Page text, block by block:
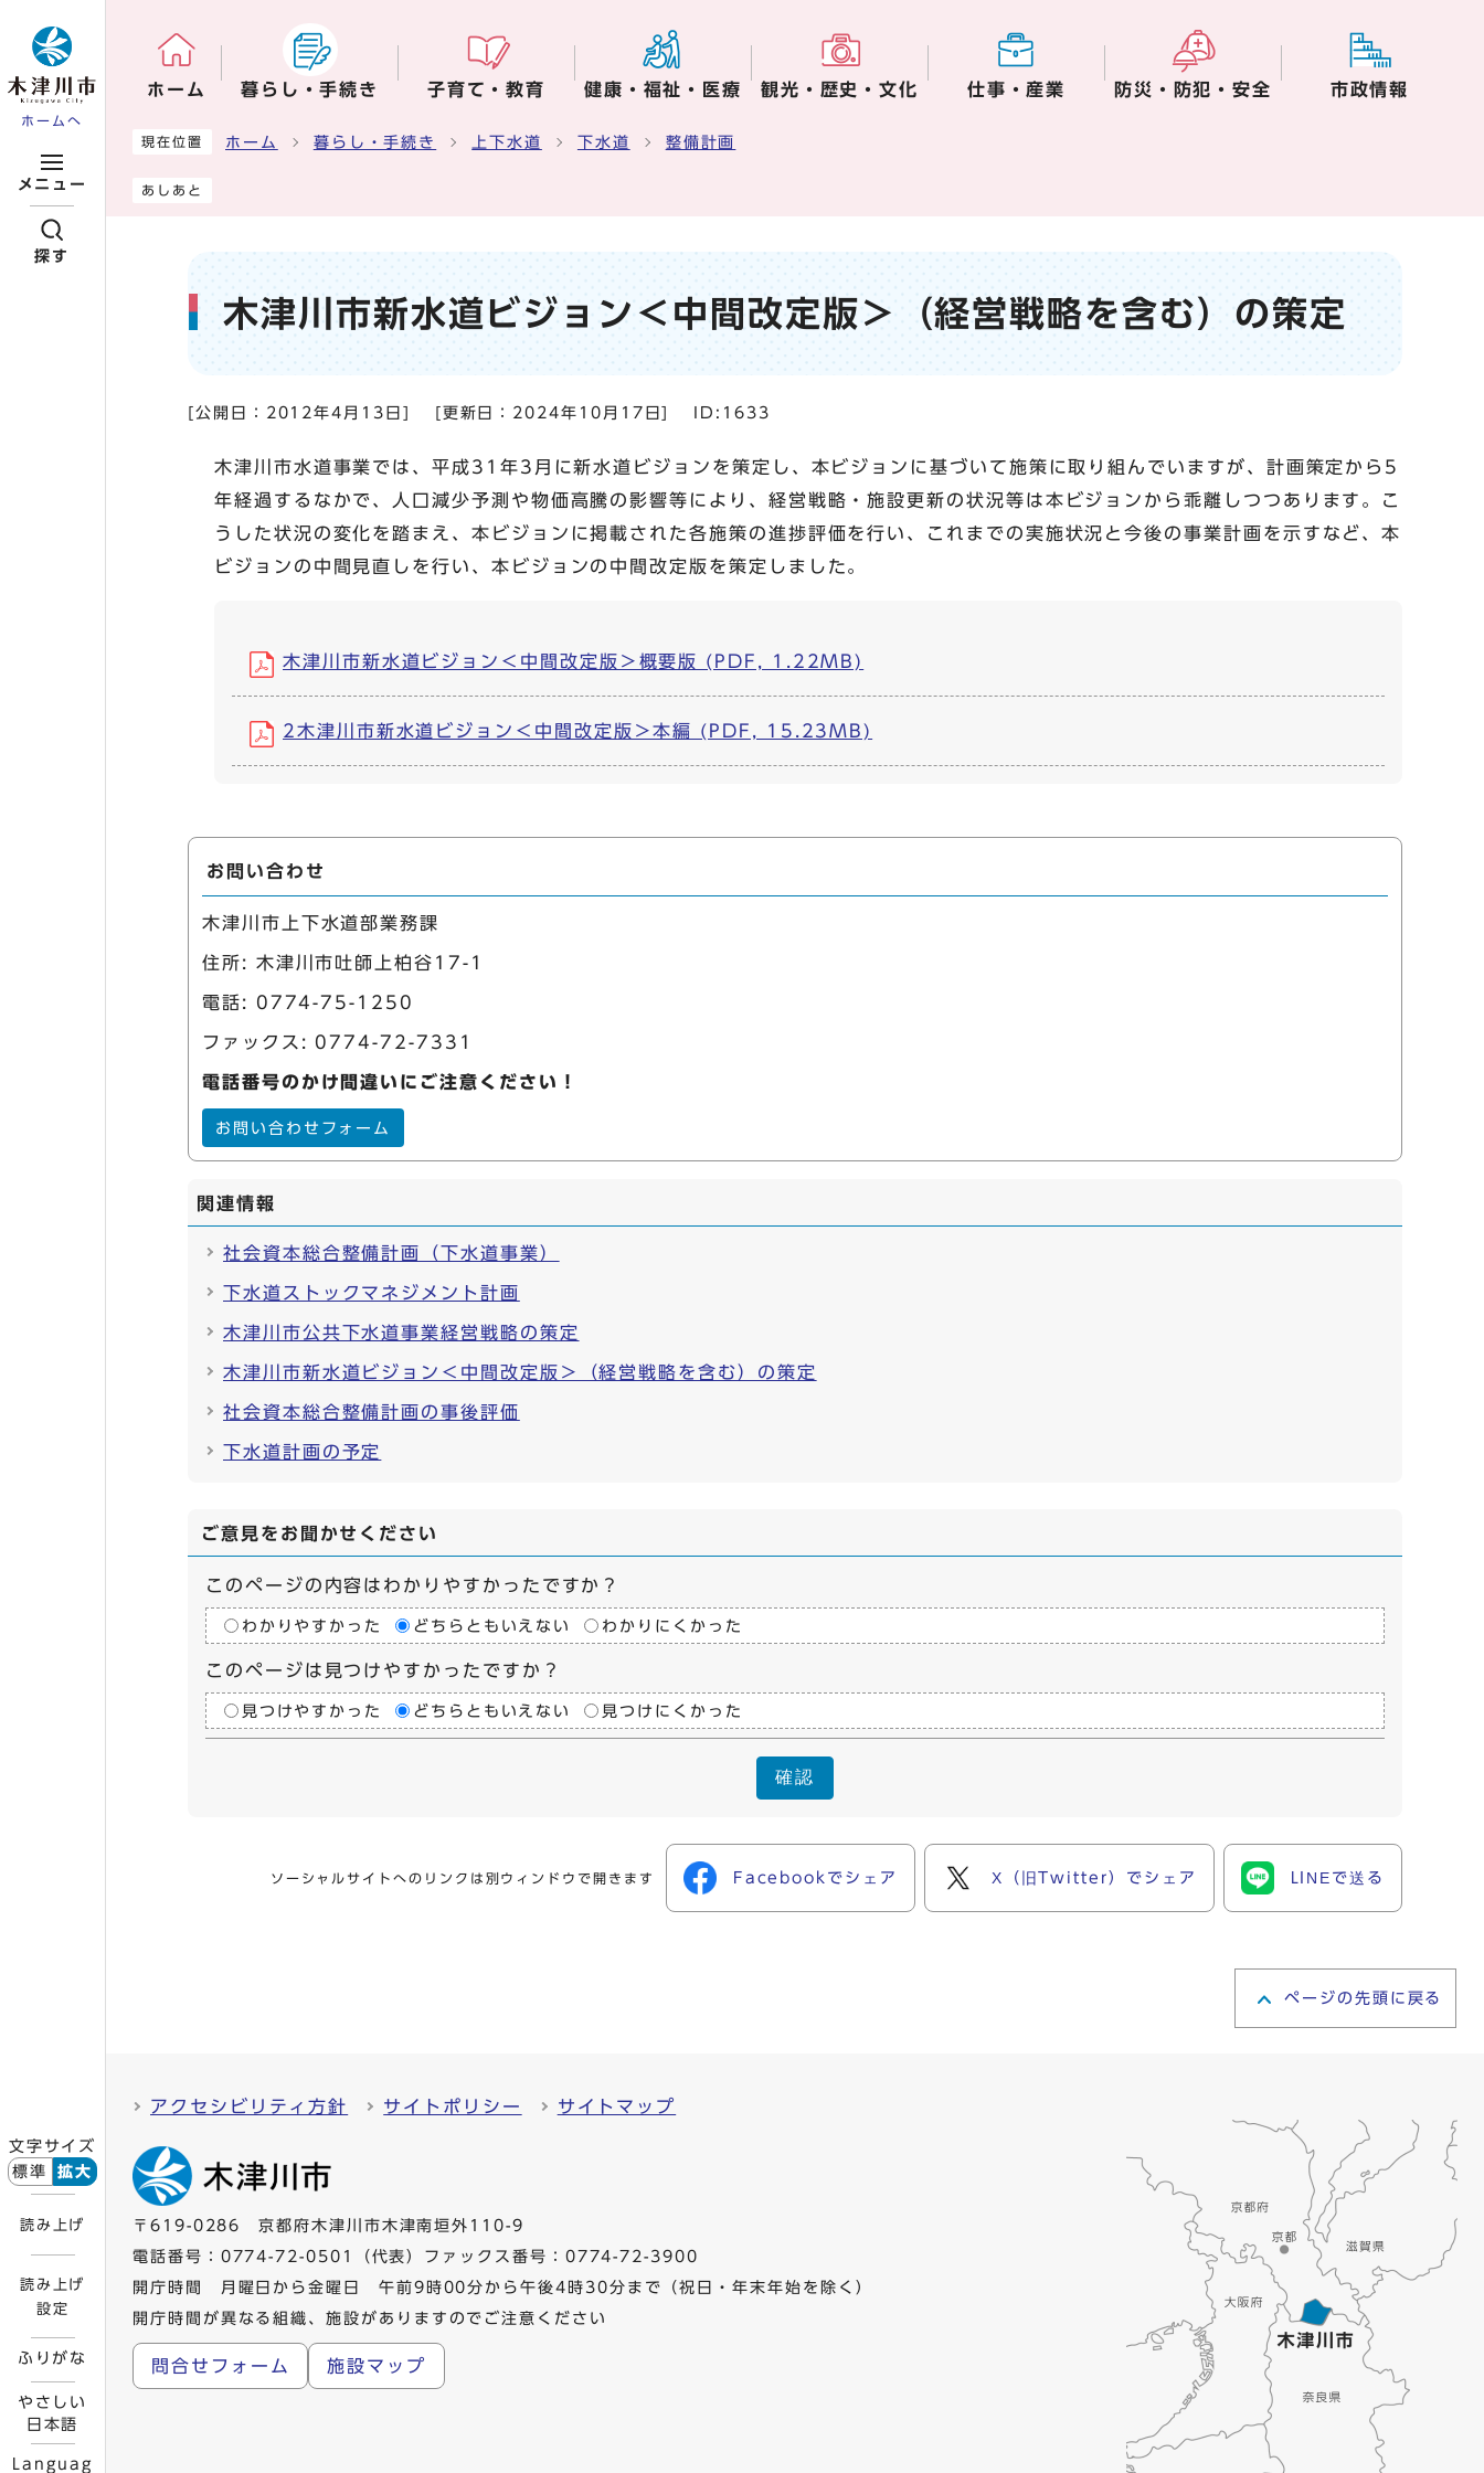
ホームへ
メニュー
探す
文字サイズ
標準
拡大
読み上げ
読み上げ
設定
ふりがな
やさしい
日本語
Languag
ホーム 暮らし・手続き 子育て・教育 健康・福祉・医療 観光・歴史・文化 仕事・産業 防災・防犯・安全 市政情報
ここから本文です
現在位置 ホーム 暮らし・手続き 上下水道 下水道 整備計画
あしあと
木津川市新水道ビジョン＜中間改定版＞（経営戦略を含む）の策定
[公開日： 2012年4月13日 [更新日： 2024年10月17日 ID:1633
木津川市水道事業では、平成31年3月に新水道ビジョンを策定し、本ビジョンに基づいて施策に取り組んでいますが、計画策定から5
年経過するなかで、人口減少予測や物価高騰の影響等により、経営戦略・施設更新の状況等は本ビジョンから乖離しつつあります。こ
うした状況の変化を踏まえ、本ビジョンに掲載された各施策の進捗評価を行い、これまでの実施状況と今後の事業計画を示すなど、本
ビジョンの中間見直しを行い、本ビジョンの中間改定版を策定しました。
木津川市新水道ビジョン＜中間改定版＞概要版 (PDF, 1.22MB)
2木津川市新水道ビジョン＜中間改定版＞本編 (PDF, 15.23MB)
お問い合わせ
木津川市上下水道部業務課
住所: 木津川市吐師上柏谷17-1
電話: 0774-75-1250
ファックス: 0774-72-7331
電話番号のかけ間違いにご注意ください！
お問い合わせフォーム
関連情報
社会資本総合整備計画（下水道事業）
下水道ストックマネジメント計画
木津川市公共下水道事業経営戦略の策定
木津川市新水道ビジョン＜中間改定版＞（経営戦略を含む）の策定
社会資本総合整備計画の事後評価
下水道計画の予定
ご意見をお聞かせください
このページの内容はわかりやすかったですか？
わかりやすかった どちらともいえない わかりにくかった
このページは見つけやすかったですか？
見つけやすかった どちらともいえない 見つけにくかった
確認
ソーシャルサイトへのリンクは別ウィンドウで開きます Facebookでシェア X（旧Twitter）でシェア LINEで送る
ページの先頭に戻る
アクセシビリティ方針 サイトポリシー サイトマップ
〒619-0286 京都府木津川市木津南垣外110-9
電話番号： 0774-72-0501
（代表）ファックス番号：0774-72-3900
開庁時間 月曜日から金曜日 午前9時00分から午後4時30分まで（祝日・年末年始を除く）
開庁時間が異なる組織、施設がありますのでご注意ください
問合せフォーム 施設マップ